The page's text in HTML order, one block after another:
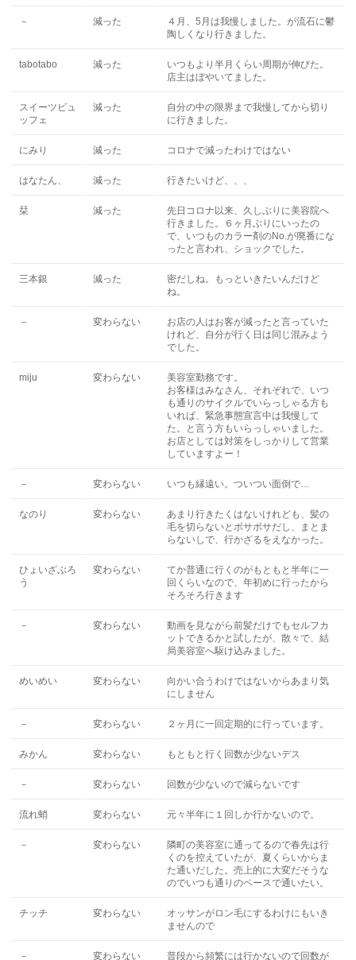
－ 減った
４月、5月は我慢しました。が流石に鬱
陶しくなり行きました。
tabotabo 減った
いつもより半月くらい周期が伸びた。
店主はぼやいてました。
スイーツビュ
ッフェ
減った
自分の中の限界まで我慢してから切り
に行きました。
にみり 減った コロナで減ったわけではない
はなたん、 減った 行きたいけど、、、
栞 減った
先日コロナ以来、久しぶりに美容院へ
行きました。６ヶ月ぶりにいったの
で、いつものカラー剤のNo.が廃番にな
ったと言われ、ショックでした。
三本銀 減った
密だしね。もっといきたいんだけど
ね。
－ 変わらない
お店の人はお客が減ったと言っていた
けれど、自分が行く日は同じ混みよう
でした。
miju 変わらない
美容室勤務です。
お客様はみなさん、それぞれで、いつ
も通りのサイクルでいらっしゃる方も
いれば、緊急事態宣言中は我慢して
た。と言う方もいらっしゃいました。
お店としては対策をしっかりして営業
していますよー！
－ 変わらない いつも縁遠い。ついつい面倒で…
なのり 変わらない
あまり行きたくはないけれども、髪の
毛を切らないとボサボサだし、まとま
らないしで、行かざるをえなかった。
ひょいざぶろ
う
変わらない
てか普通に行くのがもともと半年に一
回くらいなので、年初めに行ったから
そろそろ行きます
－ 変わらない
動画を見ながら前髪だけでもセルフカ
ットできるかと試したが、散々で、結
局美容室へ駆け込みました。
めいめい 変わらない
向かい合うわけではないからあまり気
にしません
－ 変わらない ２ヶ月に一回定期的に行っています。
みかん 変わらない もともと行く回数が少ないデス
－ 変わらない 回数が少ないので減らないです
流れ蛸 変わらない 元々半年に１回しか行かないので。
－ 変わらない
隣町の美容室に通ってるので春先は行
くのを控えていたが、夏くらいからま
た通いだした。売上的に大変だそうな
のでいつも通りのペースで通いたい。
チッチ 変わらない
オッサンがロン毛にするわけにもいき
ませんので
－ 変わらない 普段から頻繁には行かないので回数が